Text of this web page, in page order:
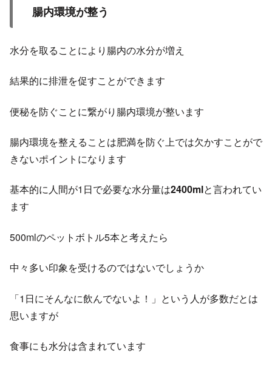
腸内環境が整う
水分を取ることにより腸内の水分が増え
結果的に排泄を促すことができます
便秘を防ぐことに繋がり腸内環境が整います
腸内環境を整えることは肥満を防ぐ上では欠かすことがで
きないポイントになります
基本的に人間が1日で必要な水分量は2400mlと言われてい
ます
500mlのペットボトル5本と考えたら
中々多い印象を受けるのではないでしょうか
「1日にそんなに飲んでないよ！」という人が多数だとは
思いますが
食事にも水分は含まれています